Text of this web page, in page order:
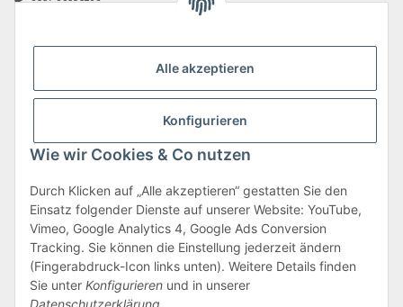
Alle akzeptieren
Konfigurieren
Wie wir Cookies & Co nutzen
Durch Klicken auf „Alle akzeptieren“ gestatten Sie den
Einsatz folgender Dienste auf unserer Website: YouTube,
Vimeo, Google Analytics 4, Google Ads Conversion
Tracking. Sie können die Einstellung jederzeit ändern
(Fingerabdruck-Icon links unten). Weitere Details finden
Sie unter Konfigurieren und in unserer
Datenschutzerklärung
info@beamerlampe-guenstiger.de
Sicher Einkaufen